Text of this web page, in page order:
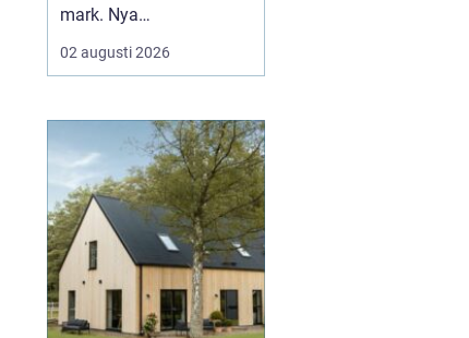
mark. Nya
bostadsområden tar
form, äldre fastigheter
på hållbara lösningar blir
allt högre. Mitt i den
utvecklingen spelar
elinstallationer en
avgörande roll. En
genomtänkt elinstallat...
02 augusti 2026